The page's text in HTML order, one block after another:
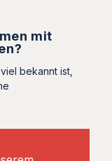
mit
bekannt ist,